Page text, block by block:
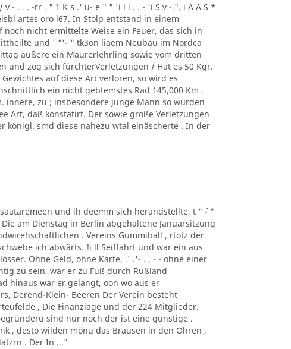
- . . . -rr . " ´1 K s .' u- e " " 'i l i . . - 'i S v -.". i A A S *
artes oro l67. In Stolp entstand in einem
nicht ermittelte Weise ein Feuer, das sich in
und ' "'- " tk3on liaem Neubau im Nordca
äußere ein Maurerlehrling sowie vom dritten
und zog sich fürchterVerletzungen / Hat es 50 Kgr.
auf diese Art verloren, so wird es
ein nicht gebtemstes Rad 145,000 Km .
innere, zu ; insbesondere junge Mann so wurden
Art, daß konstatirt. Der sowie große Verletzungen
königl. smd diese nahezu wtal einäscherte . In der
und ih deemm sich herandstellte, t " ´- "
am Dienstag in Berlin abgehaltene Januarsitzung
. Vereins Gummiball , rtotz der
ich abwärts. !i ll Seiffahrt und war ein aus
Ohne Geld, ohne Karte, .' .'- . , - - ohne einer
zu sein, war er zu Fuß durch Rußland
hinaus war er gelangt, oon wo aus er
Derend-Klein- Beeren Der Verein besteht
, Die Finanziage und der 224 Mitglieder.
sind nur noch der ist eine günstige .
, desto wilden mönu das Brausen in den Ohren ,
. Der In ..."